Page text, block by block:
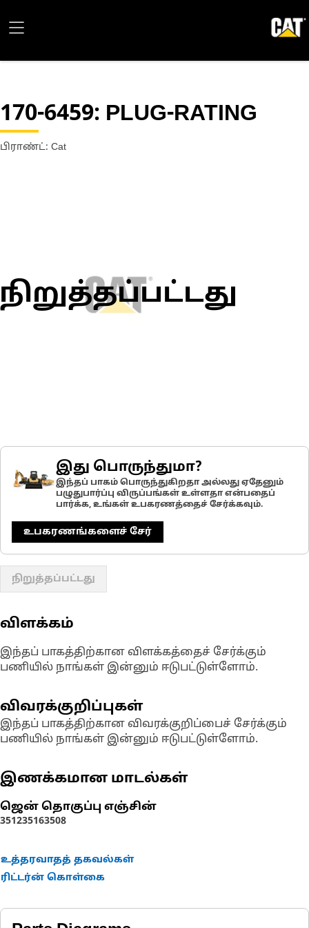
170-6459: PLUG-RATING
பிராண்ட்: Cat
நிறுத்தப்பட்டது
இது பொருந்துமா?
இந்தப் பாகம் பொருந்துகிறதா அல்லது ஏதேனும்
பழுதுபார்ப்பு விருப்பங்கள் உள்ளதா என்பதைப்
பார்க்க, உங்கள் உபகரணத்தைச் சேர்க்கவும்.
உபகரணங்களைச் சேர்
நிறுத்தப்பட்டது
விளக்கம்
இந்தப் பாகத்திற்கான விளக்கத்தைச் சேர்க்கும்
பணியில் நாங்கள் இன்னும் ஈடுபட்டுள்ளோம்.
விவரக்குறிப்புகள்
இந்தப் பாகத்திற்கான விவரக்குறிப்பைச் சேர்க்கும்
பணியில் நாங்கள் இன்னும் ஈடுபட்டுள்ளோம்.
இணக்கமான மாடல்கள்
ஜென் தொகுப்பு எஞ்சின்
351235163508
உத்தரவாதத் தகவல்கள்
ரிட்டர்ன் கொள்கை